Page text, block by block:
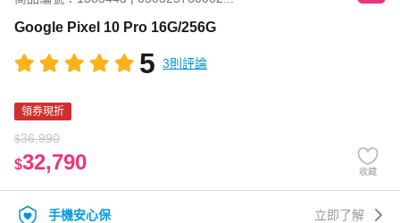
Google Pixel 10 Pro 16G/256G
5 3則評論
領券現折
$36,990
$32,790 收藏
手機安心保 立即了解